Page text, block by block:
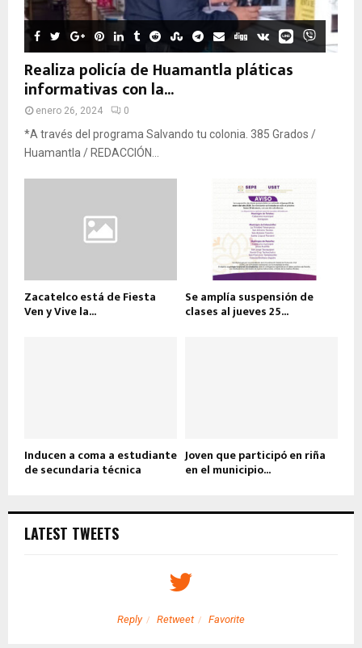
Realiza policía de Huamantla pláticas
informativas con la...
enero 26, 2024 0
*A través del programa Salvando tu colonia. 385 Grados /
Huamantla / REDACCIÓN...
Zacatelco está de Fiesta
Ven y Vive la...
Se amplía suspensión de
clases al jueves 25...
Inducen a coma a estudiante
de secundaria técnica
Joven que participó en riña
en el municipio...
LATEST TWEETS
Reply Retweet Favorite